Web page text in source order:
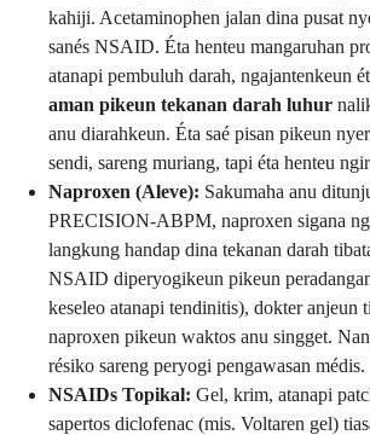
kahiji. Acetaminophen jalan dina pusat
sanés NSAID. Éta henteu mangaruhan
atanapi pembuluh darah, ngajantenkeun
aman pikeun tekanan darah luhur
anu diarahkeun. Éta saé pisan pikeun
sendi, sareng muriang, tapi éta henteu
Naproxen (Aleve): Sakumaha anu
PRECISION-ABPM, naproxen sigana
langkung handap dina tekanan darah
NSAID diperyogikeun pikeun
keseleo atanapi tendinitis), dokter anjeun
naproxen pikeun waktos anu singget.
résiko sareng peryogi pengawasan médis.
NSAIDs Topikal: Gel, krim, atanapi
sapertos diclofenac (mis. Voltaren gel)